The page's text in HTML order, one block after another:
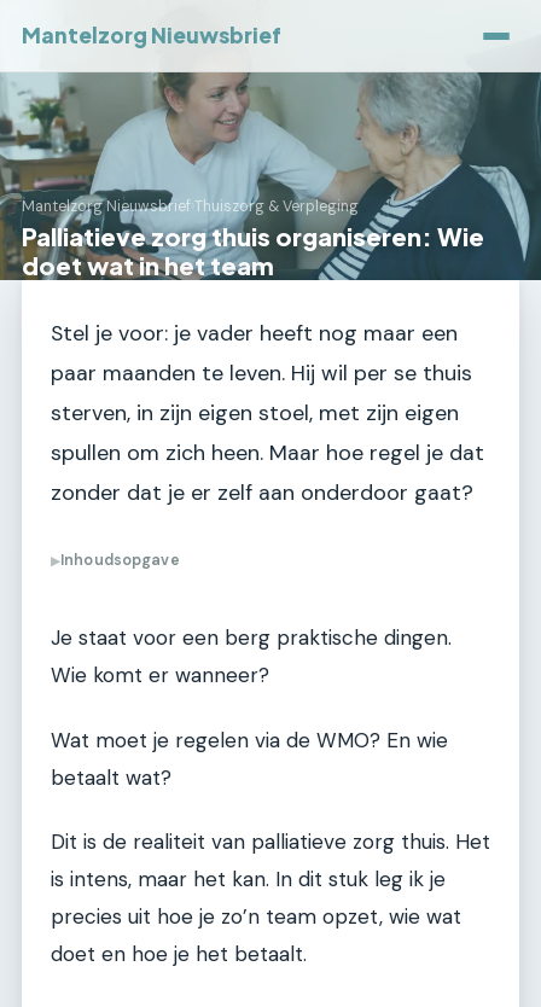
Mantelzorg Nieuwsbrief
Mantelzorg NieuwsbriefThuiszorg & Verpleging
Palliatieve zorg thuis organiseren: Wie
doet wat in het team
Stel je voor: je vader heeft nog maar een
paar maanden te leven. Hij wil per se thuis
sterven, in zijn eigen stoel, met zijn eigen
spullen om zich heen. Maar hoe regel je dat
zonder dat je er zelf aan onderdoor gaat?
▶Inhoudsopgave
Je staat voor een berg praktische dingen.
Wie komt er wanneer?
Wat moet je regelen via de WMO? En wie
betaalt wat?
Dit is de realiteit van palliatieve zorg thuis. Het
is intens, maar het kan. In dit stuk leg ik je
precies uit hoe je zo’n team opzet, wie wat
doet en hoe je het betaalt.